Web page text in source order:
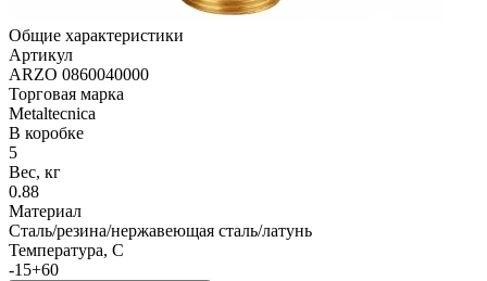
Общие характеристики
Артикул
ARZO 0860040000
Торговая марка
Metaltecnica
В коробке
5
Вес, кг
0.88
Материал
Cталь/резина/нержавеющая сталь/латунь
Температура, C
-15+60